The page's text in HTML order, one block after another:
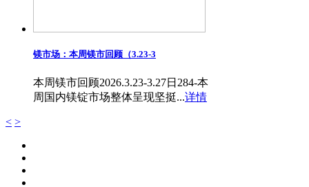
镁市场：本周镁市回顾（3.23-3
本周镁市回顾2026.3.23-3.27日284-本
周国内镁锭市场整体呈现坚挺...详情
< >